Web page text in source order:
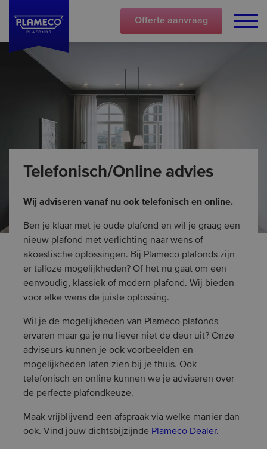
Offerte aanvraag
Telefonisch/Online advies
Wij adviseren vanaf nu ook telefonisch en online.
Ben je klaar met je oude plafond en wil je graag een
nieuw plafond met verlichting naar wens of
akoestische oplossingen. Bij Plameco plafonds zijn
er talloze mogelijkheden? Of het nu gaat om een
eenvoudig, klassiek of modern plafond. Wij bieden
voor elke wens de juiste oplossing.
Wil je de mogelijkheden van Plameco plafonds
ervaren maar ga je nu liever niet de deur uit? Onze
adviseurs kunnen je ook voorbeelden en
mogelijkheden laten zien bij je thuis. Ook
telefonisch en online kunnen we je adviseren over
de perfecte plafondkeuze.
Maak vrijblijvend een afspraak via welke manier dan
ook. Vind jouw dichtsbijzijnde Plameco Dealer.